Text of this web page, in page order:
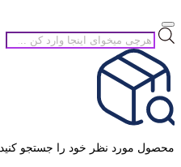
جستجوی
محصولات
محصول مورد نظر خود را جستجو کنید.